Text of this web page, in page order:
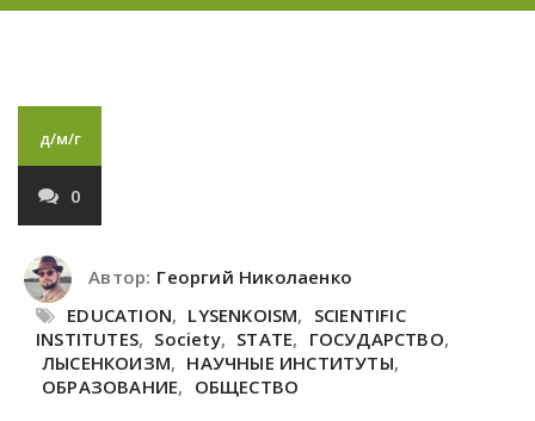
д/м/г
0
Автор: Георгий Николаенко
EDUCATION, LYSENKOISM, SCIENTIFIC
INSTITUTES, Society, STATE, ГОСУДАРСТВО,
ЛЫСЕНКОИЗМ, НАУЧНЫЕ ИНСТИТУТЫ,
ОБРАЗОВАНИЕ, ОБЩЕСТВО